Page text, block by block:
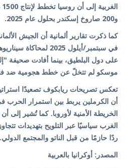
و200 صاروخ إسكندر بحلول عام 2025.
كما ذكرت تقارير ألمانية أن الجيش
في سبتمبر/أيلول 2025
على دول البلطيق، بينما أفادت صحيفة
موسكو لم تتخلّ عن خطط هجومية ضد
تعكس تصريحات ريابكوف تصعيدًا
أن الكرملين يربط بين استمرار الحرب
الخريطة الأمنية لأوروبا. كما تُشير إلى
الغرب سياسيًا عبر التلويح بتهديدات
ردًا حازمًا من قبل الناتو والمجتمع الدولي.
المصدر: أوكرانيا بالعربية